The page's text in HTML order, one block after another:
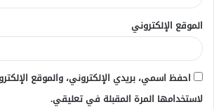
الموقع الإلكتروني
احفظ اسمي، بريدي الإلكتروني، والموقع
لاستخدامها المرة المقبلة في تعليقي.